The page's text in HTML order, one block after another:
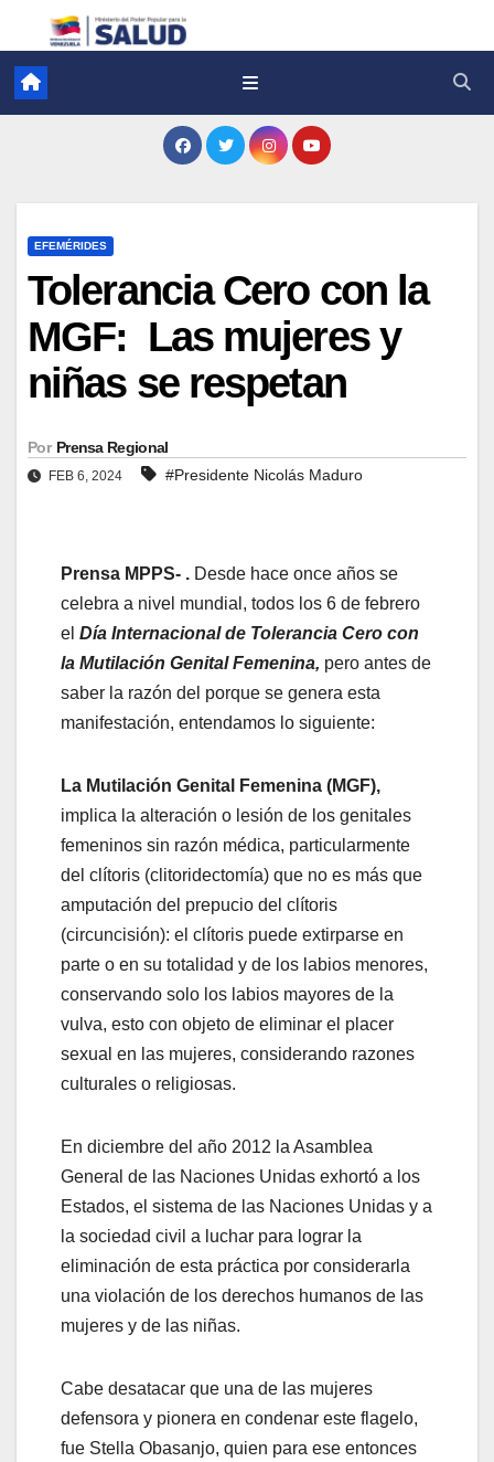
EFEMÉRIDES
Tolerancia Cero con la
MGF: Las mujeres y
niñas se respetan
Por Prensa Regional
FEB 6, 2024 #Presidente Nicolás Maduro
Prensa MPPS- . Desde hace once años se
celebra a nivel mundial, todos los 6 de febrero
el Día Internacional de Tolerancia Cero con
la Mutilación Genital Femenina, pero antes de
saber la razón del porque se genera esta
manifestación, entendamos lo siguiente:
La Mutilación Genital Femenina (MGF),
implica la alteración o lesión de los genitales
femeninos sin razón médica, particularmente
del clítoris (clitoridectomía) que no es más que
amputación del prepucio del clítoris
(circuncisión): el clítoris puede extirparse en
parte o en su totalidad y de los labios menores,
conservando solo los labios mayores de la
vulva, esto con objeto de eliminar el placer
sexual en las mujeres, considerando razones
culturales o religiosas.
En diciembre del año 2012 la Asamblea
General de las Naciones Unidas exhortó a los
Estados, el sistema de las Naciones Unidas y a
la sociedad civil a luchar para lograr la
eliminación de esta práctica por considerarla
una violación de los derechos humanos de las
mujeres y de las niñas.
Cabe desatacar que una de las mujeres
defensora y pionera en condenar este flagelo,
fue Stella Obasanjo, quien para ese entonces